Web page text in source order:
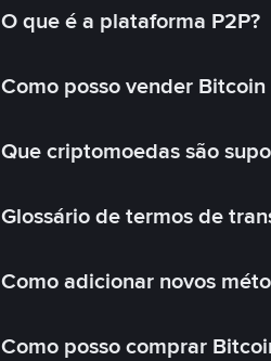
O que é a plataforma P2P?
Como posso vender
Que criptomoedas são
Glossário de termos de
Como adicionar novos
Como posso comprar